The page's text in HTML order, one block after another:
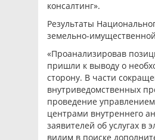
консалтинг».
Результаты
земельно-
«Проанализировав
пришли к выводу о
сторону. В части
внутриведомственных
проведение
центрами внутреннего
заявителей об услугах в
видим в поиске